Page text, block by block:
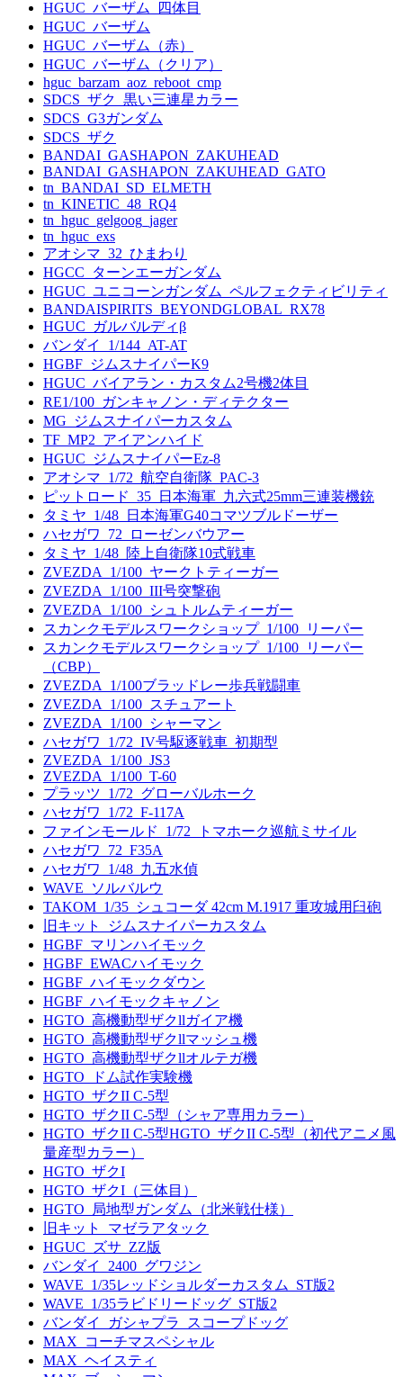
HGUC_バーザム_四体目
HGUC_バーザム
HGUC_バーザム（赤）
HGUC_バーザム（クリア）
hguc_barzam_aoz_reboot_cmp
SDCS_ザク_黒い三連星カラー
SDCS_G3ガンダム
SDCS_ザク
BANDAI_GASHAPON_ZAKUHEAD
BANDAI_GASHAPON_ZAKUHEAD_GATO
tn_BANDAI_SD_ELMETH
tn_KINETIC_48_RQ4
tn_hguc_gelgoog_jager
tn_hguc_exs
アオシマ_32_ひまわり
HGCC_ターンエーガンダム
HGUC_ユニコーンガンダム_ペルフェクティビリティ
BANDAISPIRITS_BEYONDGLOBAL_RX78
HGUC_ガルバルディβ
バンダイ_1/144_AT-AT
HGBF_ジムスナイパーK9
HGUC_バイアラン・カスタム2号機2体目
RE1/100_ガンキャノン・ディテクター
MG_ジムスナイパーカスタム
TF_MP2_アイアンハイド
HGUC_ジムスナイパーEz-8
アオシマ_1/72_航空自衛隊_PAC-3
ピットロード_35_日本海軍_九六式25mm三連装機銃
タミヤ_1/48_日本海軍G40コマツブルドーザー
ハセガワ_72_ローゼンバウアー
タミヤ_1/48_陸上自衛隊10式戦車
ZVEZDA_1/100_ヤークトティーガー
ZVEZDA_1/100_III号突撃砲
ZVEZDA_1/100_シュトルムティーガー
スカンクモデルスワークショップ_1/100_リーパー
スカンクモデルスワークショップ_1/100_リーパー
（CBP）
ZVEZDA_1/100ブラッドレー歩兵戦闘車
ZVEZDA_1/100_スチュアート
ZVEZDA_1/100_シャーマン
ハセガワ_1/72_IV号駆逐戦車_初期型
ZVEZDA_1/100_JS3
ZVEZDA_1/100_T-60
プラッツ_1/72_グローバルホーク
ハセガワ_1/72_F-117A
ファインモールド_1/72_トマホーク巡航ミサイル
ハセガワ_72_F35A
ハセガワ_1/48_九五水偵
WAVE_ソルバルウ
TAKOM_1/35_シュコーダ 42cm M.1917 重攻城用臼砲
旧キット_ジムスナイパーカスタム
HGBF_マリンハイモック
HGBF_EWACハイモック
HGBF_ハイモックダウン
HGBF_ハイモックキャノン
HGTO_高機動型ザクllガイア機
HGTO_高機動型ザクllマッシュ機
HGTO_高機動型ザクllオルテガ機
HGTO_ドム試作実験機
HGTO_ザクII C-5型
HGTO_ザクII C-5型（シャア専用カラー）
HGTO_ザクII C-5型HGTO_ザクII C-5型（初代アニメ風
量産型カラー）
HGTO_ザクI
HGTO_ザクI（三体目）
HGTO_局地型ガンダム（北米戦仕様）
旧キット_マゼラアタック
HGUC_ズサ_ZZ版
バンダイ_2400_グワジン
WAVE_1/35レッドショルダーカスタム_ST版2
WAVE_1/35ラビドリードッグ_ST版2
バンダイ_ガシャプラ_スコープドッグ
MAX_コーチマスペシャル
MAX_ヘイスティ